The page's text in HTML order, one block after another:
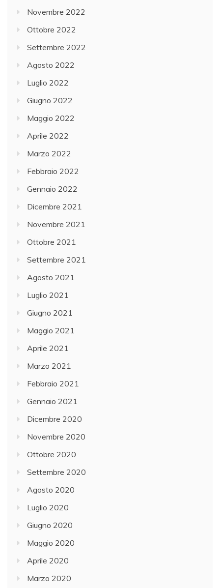
Novembre 2022
Ottobre 2022
Settembre 2022
Agosto 2022
Luglio 2022
Giugno 2022
Maggio 2022
Aprile 2022
Marzo 2022
Febbraio 2022
Gennaio 2022
Dicembre 2021
Novembre 2021
Ottobre 2021
Settembre 2021
Agosto 2021
Luglio 2021
Giugno 2021
Maggio 2021
Aprile 2021
Marzo 2021
Febbraio 2021
Gennaio 2021
Dicembre 2020
Novembre 2020
Ottobre 2020
Settembre 2020
Agosto 2020
Luglio 2020
Giugno 2020
Maggio 2020
Aprile 2020
Marzo 2020